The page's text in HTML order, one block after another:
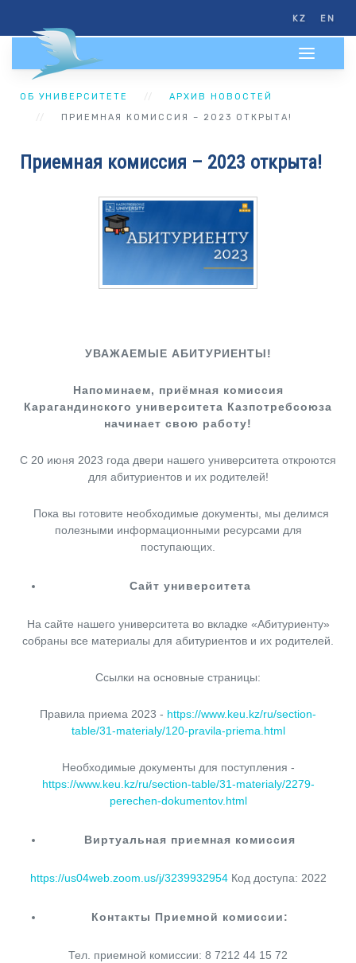
KZ EN
ОБ УНИВЕРСИТЕТЕ
АРХИВ НОВОСТЕЙ
ПРИЕМНАЯ КОМИССИЯ – 2023 ОТКРЫТА!
Приемная комиссия – 2023 открыта!
УВАЖАЕМЫЕ АБИТУРИЕНТЫ!
Напоминаем, приёмная комиссия
Карагандинского университета Казпотребсоюза
начинает свою работу!
С 20 июня 2023 года двери нашего университета откроются
для абитуриентов и их родителей!
Пока вы готовите необходимые документы, мы делимся
полезными информационными ресурсами для
поступающих.
Сайт университета
На сайте нашего университета во вкладке «Абитуриенту»
собраны все материалы для абитуриентов и их родителей.
Ссылки на основные страницы:
Правила приема 2023 - https://www.keu.kz/ru/section-
table/31-materialy/120-pravila-priema.html
Необходимые документы для поступления -
https://www.keu.kz/ru/section-table/31-materialy/2279-
perechen-dokumentov.html
Виртуальная приемная комиссия
https://us04web.zoom.us/j/3239932954Код доступа: 2022
Контакты Приемной комиссии:
Тел. приемной комиссии: 8 7212 44 15 72